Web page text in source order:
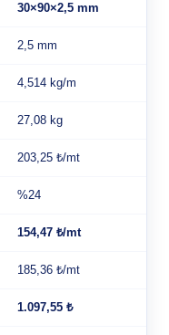
30×90×2,5 mm
2,5 mm
4,514 kg/m
27,08 kg
203,25 ₺/mt
%24
154,47 ₺/mt
185,36 ₺/mt
1.097,55 ₺